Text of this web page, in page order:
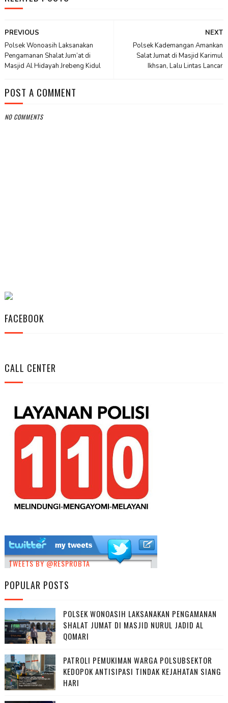
NEXT
Polsek Kademangan Amankan
Salat Jumat di Masjid Karimul
Ikhsan, Lalu Lintas Lancar
PREVIOUS
Polsek Wonoasih Laksanakan
Pengamanan Shalat Jum’at di
Masjid Al Hidayah Jrebeng Kidul
POST A COMMENT
NO COMMENTS
FACEBOOK
CALL CENTER
TWEETS BY @RESPROBTA
POPULAR POSTS
POLSEK WONOASIH LAKSANAKAN PENGAMANAN
SHALAT JUMAT DI MASJID NURUL JADID AL
QOMARI
PATROLI PEMUKIMAN WARGA POLSUBSEKTOR
KEDOPOK ANTISIPASI TINDAK KEJAHATAN SIANG
HARI